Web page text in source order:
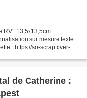
RV° 13,5x13,5cm
sur mesure texte
de Catherine :